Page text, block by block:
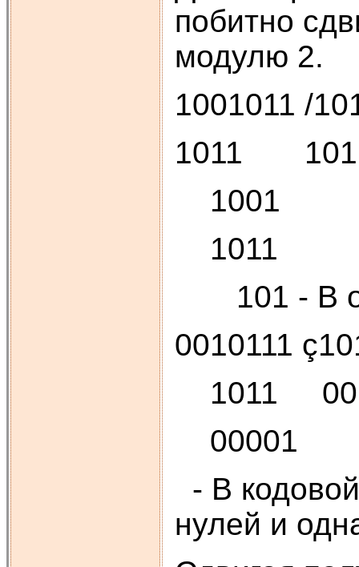
побитно
модулю 2.
1001011 /
1011 101
1001
1011
101 - В
0010111
1011
00001
- В
нулей и